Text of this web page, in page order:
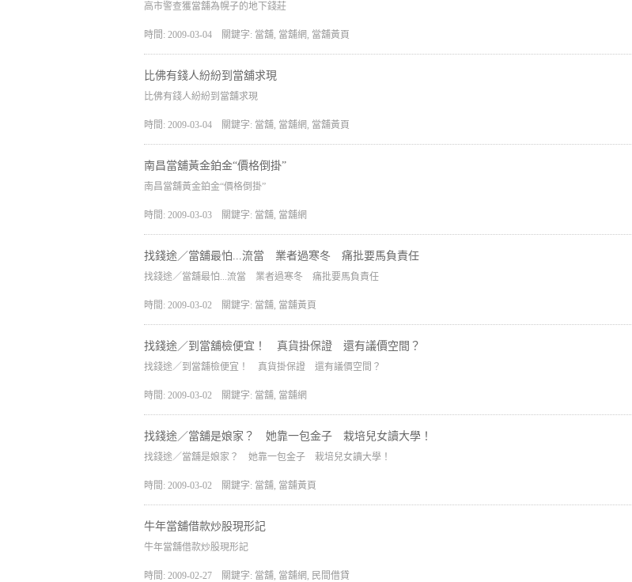
高市警查獲當舖為幌子的地下錢莊
時間: 2009-03-04 關鍵字: 當舖, 當舖網, 當舖黃頁
比佛有錢人紛紛到當舖求現
比佛有錢人紛紛到當舖求現
時間: 2009-03-04 關鍵字: 當舖, 當舖網, 當舖黃頁
南昌當舖黃金鉑金“價格倒掛”
南昌當舖黃金鉑金“價格倒掛”
時間: 2009-03-03 關鍵字: 當舖, 當舖網
找錢途／當舖最怕...流當 業者過寒冬 痛批要馬負責任
找錢途／當舖最怕...流當 業者過寒冬 痛批要馬負責任
時間: 2009-03-02 關鍵字: 當舖, 當舖黃頁
找錢途／到當舖檢便宜！ 真貨掛保證 還有議價空間？
找錢途／到當舖檢便宜！ 真貨掛保證 還有議價空間？
時間: 2009-03-02 關鍵字: 當舖, 當舖網
找錢途／當舖是娘家？ 她靠一包金子 栽培兒女讀大學！
找錢途／當舖是娘家？ 她靠一包金子 栽培兒女讀大學！
時間: 2009-03-02 關鍵字: 當舖, 當舖黃頁
牛年當舖借款炒股現形記
牛年當舖借款炒股現形記
時間: 2009-02-27 關鍵字: 當舖, 當舖網, 民間借貸